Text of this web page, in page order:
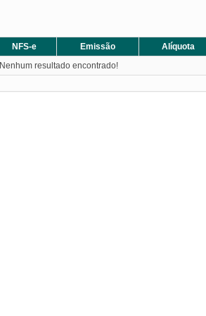
NFS-e Emissão Alíquota
Nenhum resultado encontrado!